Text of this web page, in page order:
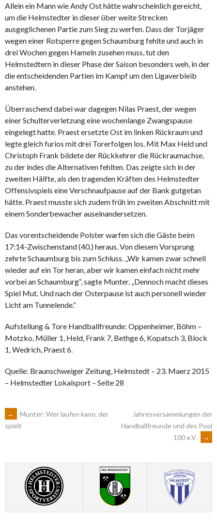
Allein ein Mann wie Andy Ost hätte wahrscheinlich gereicht,
um die Helmstedter in dieser über weite Strecken
ausgeglichenen Partie zum Sieg zu werfen. Dass der Torjäger
wegen einer Rotsperre gegen Schaumburg fehlte und auch in
drei Wochen gegen Hameln zusehen muss, tut den
Helmstedtern in dieser Phase der Saison besonders weh, in der
die entscheidenden Partien im Kampf um den Ligaverbleib
anstehen.
Überraschend dabei war dagegen Nilas Praest, der wegen
einer Schulterverletzung eine wochenlange Zwangspause
eingelegt hatte. Praest ersetzte Ost im linken Rückraum und
legte gleich furios mit drei Torerfolgen los. Mit Max Held und
Christoph Frank bildete der Rückkehrer die Rückraumachse,
zu der indes die Alternativen fehlten. Das zeigte sich in der
zweiten Hälfte, als den tragenden Kräften des Helmstedter
Offensivspiels eine Verschnaufpause auf der Bank gutgetan
hätte. Praest musste sich zudem früh im zweiten Abschnitt mit
einem Sonderbewacher auseinandersetzen.
Das vorentscheidende Polster warfen sich die Gäste beim
17:14-Zwischenstand (40.) heraus. Von diesem Vorsprung
zehrte Schaumburg bis zum Schluss. „Wir kamen zwar schnell
wieder auf ein Tor heran, aber wir kamen einfach nicht mehr
vorbei an Schaumburg“, sagte Munter. „Dennoch macht dieses
Spiel Mut. Und nach der Osterpause ist auch personell wieder
Licht am Tunnelende.“
Aufstellung & Tore Handballfreunde: Oppenheimer, Böhm –
Motzko, Müller 1, Held, Frank 7, Bethge 6, Kopatsch 3, Block
1, Wedrich, Praest 6.
Quelle: Braunschweiger Zeitung, Helmstedt – 23. Maerz 2015
– Helmstedter Lokalsport – Seite 28
ARTIKEL-
←
Munter: Wer laufen kann, der
spielt
Jahresversammlungen der
Handballfreunde und des Pool
100 e.V.
→